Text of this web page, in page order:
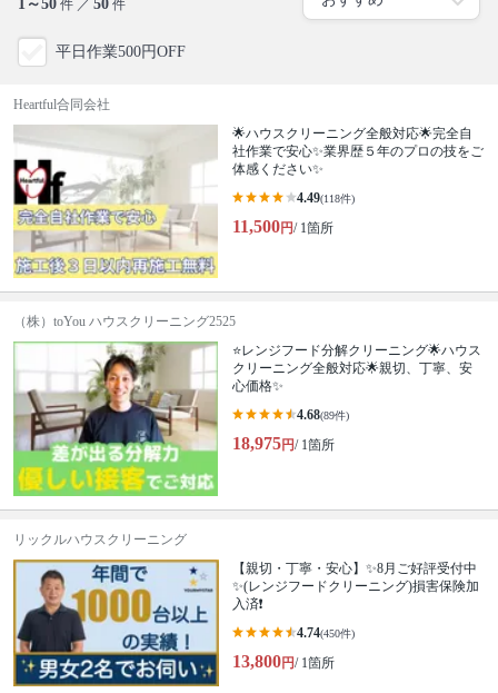
1～50 件 ／ 50 件
平日作業500円OFF
Heartful合同会社
🌟ハウスクリーニング全般対応🌟完全自
社作業で安心✨業界歴５年のプロの技をご
体感ください✨
4.49(118件)
11,500円/ 1箇所
（株）toYou ハウスクリーニング2525
⭐️レンジフード分解クリーニング🌟ハウス
クリーニング全般対応🌟親切、丁寧、安
心価格✨
4.68(89件)
18,975円/ 1箇所
リックルハウスクリーニング
【親切・丁寧・安心】✨️8月ご好評受付中
✨️(レンジフードクリーニング)損害保険加
入済❗️
4.74(450件)
13,800円/ 1箇所